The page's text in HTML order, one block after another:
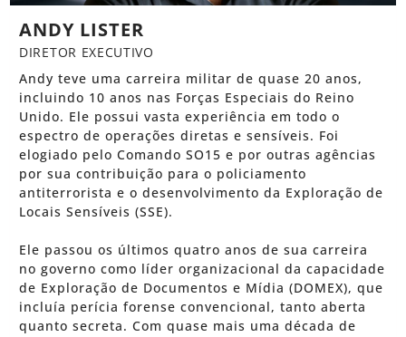
ANDY LISTER
DIRETOR EXECUTIVO
Andy teve uma carreira militar de quase 20 anos,
incluindo 10 anos nas Forças Especiais do Reino
Unido. Ele possui vasta experiência em todo o
espectro de operações diretas e sensíveis. Foi
elogiado pelo Comando SO15 e por outras agências
por sua contribuição para o policiamento
antiterrorista e o desenvolvimento da Exploração de
Locais Sensíveis (SSE).
Ele passou os últimos quatro anos de sua carreira
no governo como líder organizacional da capacidade
de Exploração de Documentos e Mídia (DOMEX), que
incluía perícia forense convencional, tanto aberta
quanto secreta. Com quase mais uma década de